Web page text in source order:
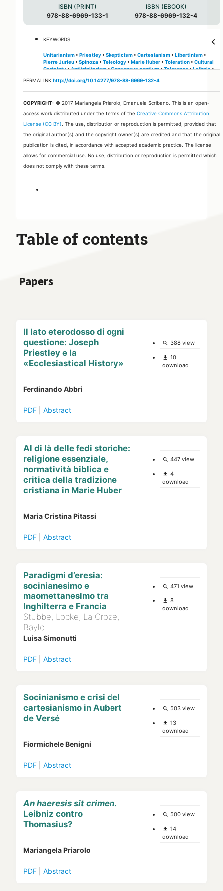
ISBN (PRINT)
978-88-6969-133-1
ISBN (EBOOK)
978-88-6969-132-4
KEYWORDS keyboard_arrow_down
Unitarianism• Priestley• Skepticism• Cartesianism• Libertinism•
Pierre Jurieu• Spinoza• Teleology• Marie Huber• Toleration• Cultural
Certainty•Antitrinitarism•Consensus gentium•Tolerance•Leibniz•
Modern Judaism• Antilclericalism•Pierre Bayle
Christian Church•Golden Rule•Aubert de Versé•Scripturalism•Bible•
Aristotelianism•Natural religion •Rational Theology •Gibbon•Early
modern Christian Theology•Radical Reformation•Francken
PERMALINK http://doi.org/10.14277/978-88-6969-132-4
COPYRIGHT: © 2017 Mariangela Priarolo, Emanuela Scribano. This is an open-
access work distributed under the terms of the Creative Commons Attribution
License (CC BY). The use, distribution or reproduction is permitted, provided that
the original author(s) and the copyright owner(s) are credited and that the original
publication is cited, in accordance with accepted academic practice. The license
allows for commercial use. No use, distribution or reproduction is permitted which
does not comply with these terms.
Table of contents
Papers
Il lato eterodosso di ogni
questione: Joseph
Priestley e la
«Ecclesiastical History»
Ferdinando Abbri
PDF| Abstract
search 388 view
file_download 10
download
Al di là delle fedi storiche:
religione essenziale,
normatività biblica e
critica della tradizione
cristiana in Marie Huber
Maria Cristina Pitassi
PDF| Abstract
search 447 view
file_download 4
download
Paradigmi d’eresia:
socinianesimo e
maomettanesimo tra
Inghilterra e Francia
Stubbe, Locke, La Croze,
Bayle
Luisa Simonutti
PDF| Abstract
search 471 view
file_download 8
download
Socinianismo e crisi del
cartesianismo in Aubert
de Versé
Fiormichele Benigni
PDF| Abstract
search 503 view
file_download 13
download
An haeresis sit crimen.
Leibniz contro
Thomasius?
Mariangela Priarolo
PDF| Abstract
search 500 view
file_download 14
download